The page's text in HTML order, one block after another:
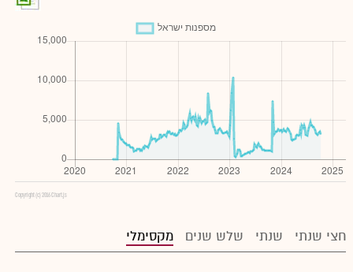
Copyright (c) 2016 Chart.js
חצי שנתי שנתי שלש שנים מקסימלי